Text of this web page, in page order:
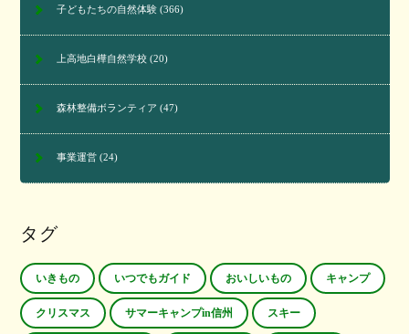
子どもたちの自然体験(366)
上高地白樺自然学校(20)
森林整備ボランティア (47)
事業運営(24)
タグ
いきもの いつでもガイド おいしいもの キャンプ
クリスマス サマーキャンプin信州 スキー